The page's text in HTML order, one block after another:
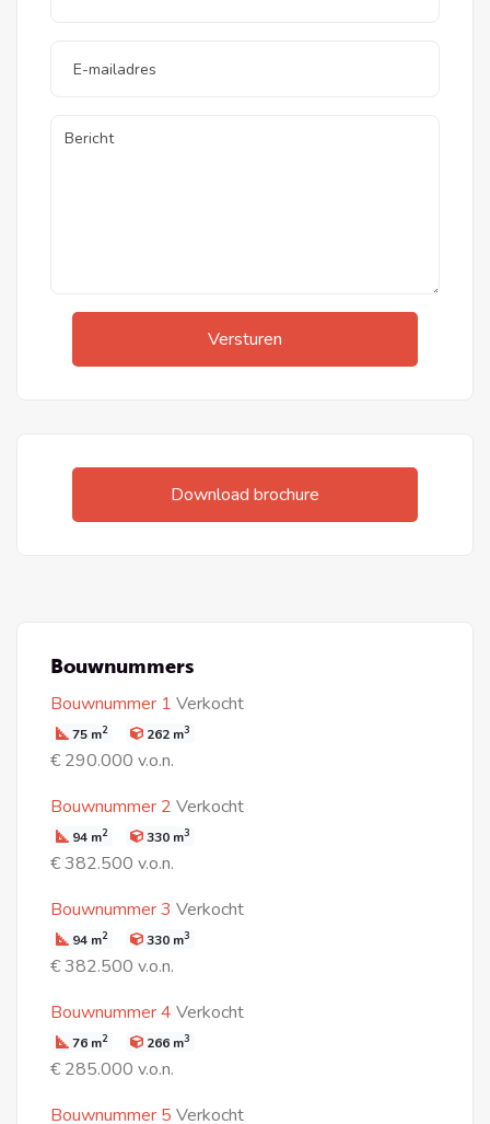
Versturen
Download brochure
Bouwnummers
Bouwnummer 1 Verkocht
75 m2 262 m3
€ 290.000 v.o.n.
Bouwnummer 2 Verkocht
94 m2 330 m3
€ 382.500 v.o.n.
Bouwnummer 3 Verkocht
94 m2 330 m3
€ 382.500 v.o.n.
Bouwnummer 4 Verkocht
76 m2 266 m3
€ 285.000 v.o.n.
Bouwnummer 5 Verkocht